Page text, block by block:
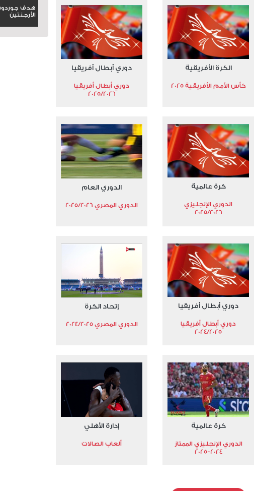
الكرة الأفريقية
كأس الأمم الأفريقية 2025
دوري أبطال أفريقيا
دوري أبطال أفريقيا
2025/2026
كرة عالمية
الدوري الإنجليزي
2025/2026
الدوري العام
الدوري المصري 2025/2026
دوري أبطال أفريقيا
دوري أبطال أفريقيا
2024/2025
إتحاد الكرة
الدوري المصري 2024/2025
كرة عالمية
الدوري الإنجليزي الممتاز
2024-2025
إدارة الأهلي
ألعاب الصالات
هدف
الأرجنتين